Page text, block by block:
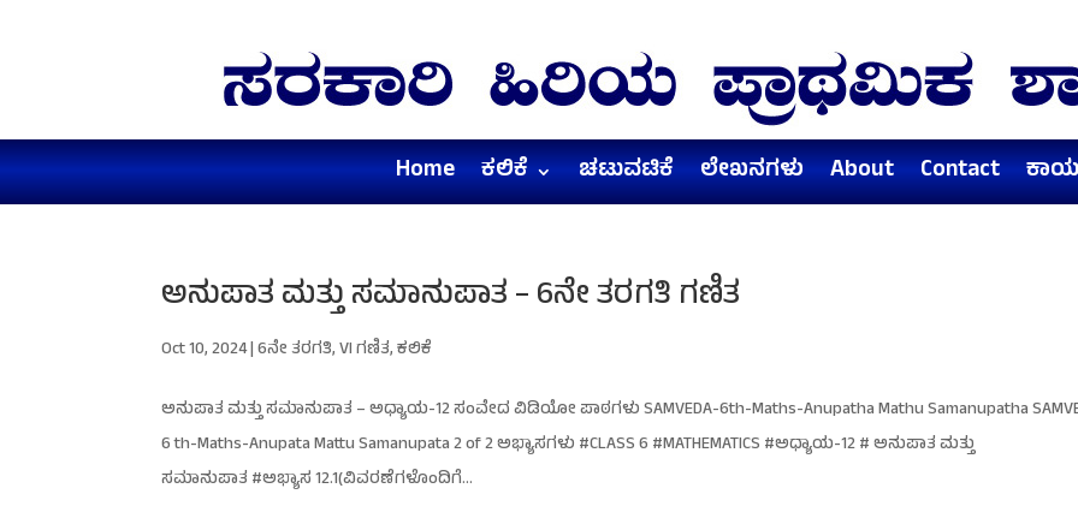
Home ಕಲಿಕೆ ಚಟುವಟಿಕೆ ಲೇಖನಗಳು About Contact
ಅನುಪಾತ ಮತ್ತು ಸಮಾನುಪಾತ – 6ನೇ ತರಗತಿ ಗಣಿತ
Oct 10, 2024|6ನೇ ತರಗತಿ,VI ಗಣಿತ,ಕಲಿಕೆ
ಅನುಪಾತ ಮತ್ತು ಸಮಾನುಪಾತ – ಅಧ್ಯಾಯ-12 ಸಂವೇದ ವಿಡಿಯೋ ಪಾಠಗಳು SAMVEDA-6th-Maths-Anupatha Mathu Samanupatha
6 th-Maths-Anupata Mattu Samanupata 2 of 2 ಅಭ್ಯಾಸಗಳು #CLASS 6 #MATHEMATICS #ಅಧ್ಯಾಯ-12 # ಅನುಪಾತ ಮತ್ತು
ಸಮಾನುಪಾತ #ಅಭ್ಯಾಸ 12.1(ವಿವರಣೆಗಳೊಂದಿಗೆ...